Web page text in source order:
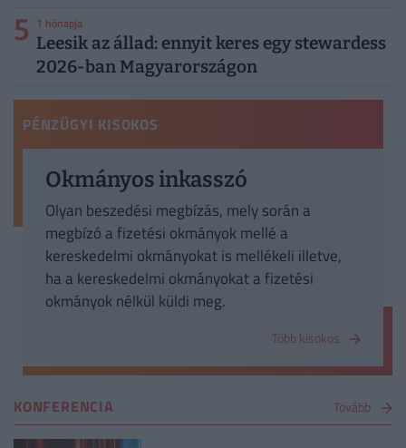
5 1 hónapja
Leesik az állad: ennyit keres egy stewardess
2026-ban Magyarországon
PÉNZÜGYI KISOKOS
Okmányos inkasszó
Olyan beszedési megbízás, mely során a
megbízó a fizetési okmányok mellé a
kereskedelmi okmányokat is mellékeli illetve,
ha a kereskedelmi okmányokat a fizetési
okmányok nélkül küldi meg.
Több kisokos
KONFERENCIA Tovább